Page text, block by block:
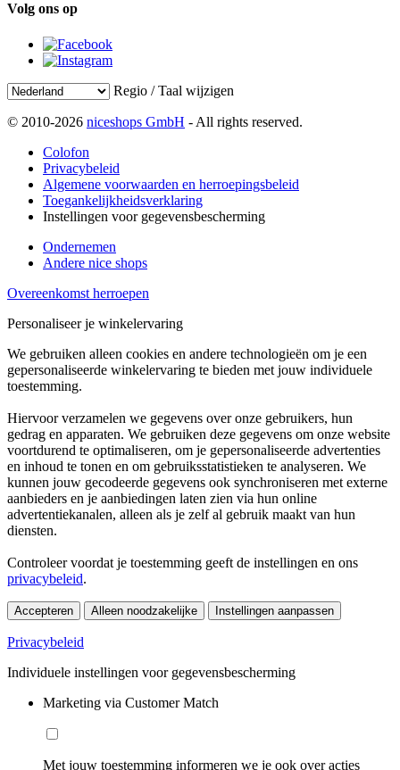
Volg ons op
Regio / Taal wijzigen
© 2010-2026 niceshops GmbH - All rights reserved.
Colofon
Privacybeleid
Algemene voorwaarden en herroepingsbeleid
Toegankelijkheidsverklaring
Instellingen voor gegevensbescherming
Ondernemen
Andere nice shops
Overeenkomst herroepen
Personaliseer je winkelervaring
We gebruiken alleen cookies en andere technologieën om je een
gepersonaliseerde winkelervaring te bieden met jouw individuele
toestemming.
Hiervoor verzamelen we gegevens over onze gebruikers, hun
gedrag en apparaten. We gebruiken deze gegevens om onze website
voortdurend te optimaliseren, om je gepersonaliseerde advertenties
en inhoud te tonen en om gebruiksstatistieken te analyseren. We
kunnen jouw gecodeerde gegevens ook synchroniseren met externe
aanbieders en je aanbiedingen laten zien via hun online
advertentiekanalen, alleen als je zelf al gebruik maakt van hun
diensten.
Controleer voordat je toestemming geeft de instellingen en ons
privacybeleid.
Accepteren Alleen noodzakelijke Instellingen aanpassen
Privacybeleid
Individuele instellingen voor gegevensbescherming
Marketing via Customer Match
Met jouw toestemming informeren we je ook over acties